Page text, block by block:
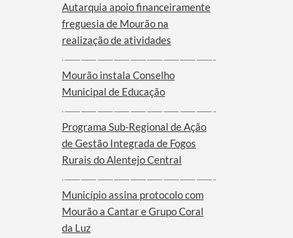
Autarquia apoio financeiramente
freguesia de Mourão na
realização de atividades
Mourão instala Conselho
Municipal de Educação
Programa Sub-Regional de Ação
de Gestão Integrada de Fogos
Rurais do Alentejo Central
Município assina protocolo com
Mourão a Cantar e Grupo Coral
da Luz